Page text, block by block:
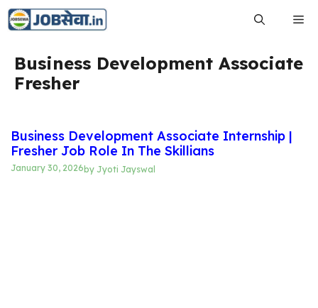
Skip
Business Development Associate
Fresher
Business Development Associate Internship |
Fresher Job Role In The Skillians
January 30, 2026 by Jyoti Jayswal